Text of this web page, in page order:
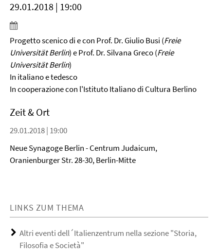
29.01.2018 | 19:00
Progetto scenico di e con Prof. Dr. Giulio Busi (Freie
Universität Berlin) e Prof. Dr. Silvana Greco (Freie
Universität Berlin)
In italiano e tedesco
In cooperazione con l'Istituto Italiano di Cultura Berlino
Zeit & Ort
29.01.2018 | 19:00
Neue Synagoge Berlin - Centrum Judaicum,
Oranienburger Str. 28-30, Berlin-Mitte
LINKS ZUM THEMA
Altri eventi dell´Italienzentrum nella sezione "Storia,
Filosofia e Società"